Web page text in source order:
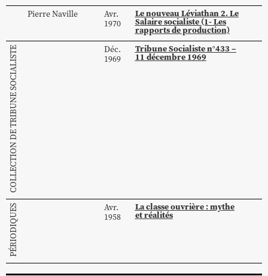
PierreNaville
Avr.
1970
Le nouveau Léviathan 2. Le
Salaire socialiste (1- Les
rapports de production)
COLLECTION DE TRIBUNE SOCIALISTE
Déc.
1969
Tribune Socialiste n°433 –
11 décembre 1969
PÉRIODIQUES
Avr.
1958
La classe ouvrière : mythe
et réalités